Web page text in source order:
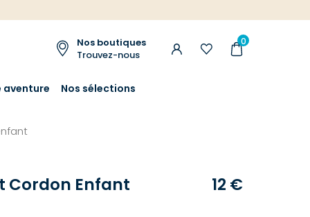
Nos boutiques
Trouvez-nous
0
aventure Nos sélections
Cordon Enfant
12 €